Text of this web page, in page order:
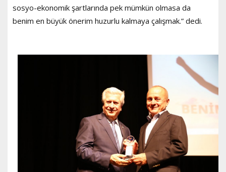
sosyo-ekonomik şartlarında pek mümkün olmasa da
benim en büyük önerim huzurlu kalmaya çalışmak.” dedi.